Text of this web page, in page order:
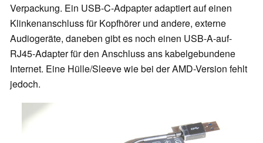
Verpackung. Ein USB-C-Adpapter adaptiert auf einen
Klinkenanschluss für Kopfhörer und andere, externe
Audiogeräte, daneben gibt es noch einen USB-A-auf-
RJ45-Adapter für den Anschluss ans kabelgebundene
Internet. Eine Hülle/Sleeve wie bei der AMD-Version fehlt
jedoch.